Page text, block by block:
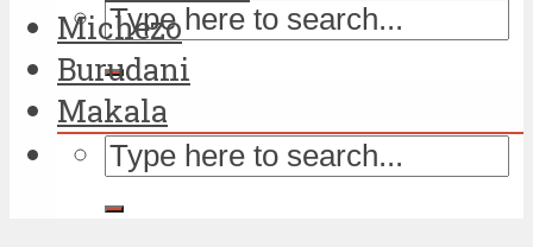
Michezo
Burudani
Makala